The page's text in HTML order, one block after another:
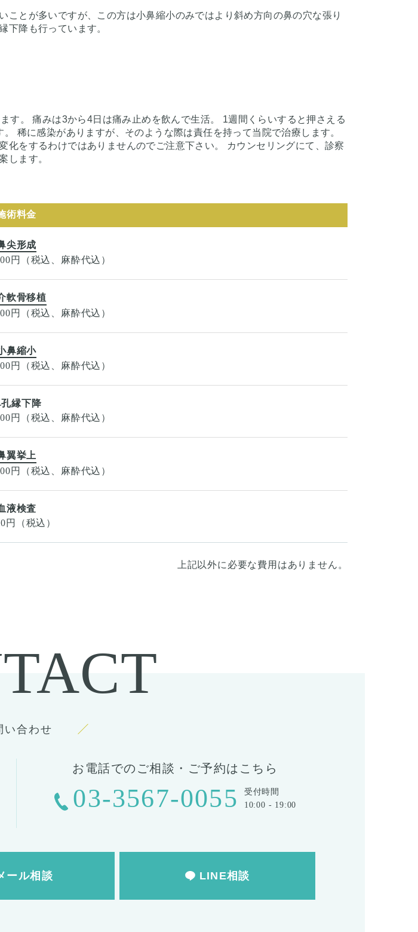
とが多いですが、この方は小鼻縮小のみではより斜め方向の鼻の穴な張り
下降も行っています。
す。 痛みは3から4日は痛み止めを飲んで生活。 1週間くらいすると押さえる
稀に感染がありますが、そのような際は責任を持って当院で治療します。
をするわけではありませんのでご注意下さい。 カウンセリングにて、診察
します。
術料金
尖形成
円（税込、麻酔代込）
軟骨移植
円（税込、麻酔代込）
鼻縮小
円（税込、麻酔代込）
縁下降
円（税込、麻酔代込）
翼挙上
円（税込、麻酔代込）
液検査
円（税込）
上記以外に必要な費用はありません。
い合わせ
お電話でのご相談・ご予約はこちら
03-3567-0055
受付時間
10:00 - 19:00
ール相談 LINE相談